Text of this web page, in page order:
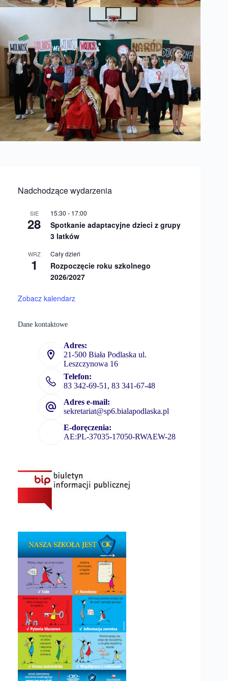
Nadchodzące wydarzenia
SIE
28
15:30 - 17:00
Spotkanie adaptacyjne dzieci z grupy
3 latków
WRZ
1
Cały dzień
Rozpoczęcie roku szkolnego
2026/2027
Zobacz kalendarz
Dane kontaktowe
Adres:
21-500 Biała Podlaska ul.
Leszczynowa 16
Telefon:
83 342-69-51, 83 341-67-48
Adres e-mail:
sekretariat@sp6.bialapodlaska.pl
E-doręczenia:
AE:PL-37035-17050-RWAEW-28